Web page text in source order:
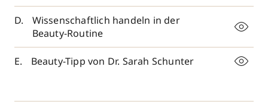
Wissenschaftlich handeln in der
Beauty-Routine
Beauty-Tipp von Dr. Sarah Schunter